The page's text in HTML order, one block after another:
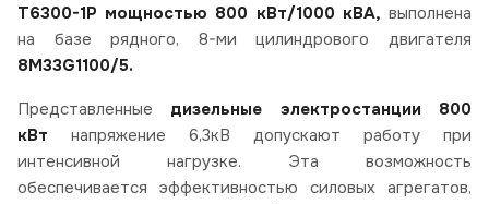
Т6300-1Р мощностью 800 кВт/1000 кВА, выполнена
на базе рядного, 8-ми цилиндрового двигателя
8M33G1100/5.
Представленные дизельные электростанции 800
кВт напряжение 6,3кВ допускают работу при
интенсивной нагрузке. Эта возможность
обеспечивается эффективностью силовых агрегатов,